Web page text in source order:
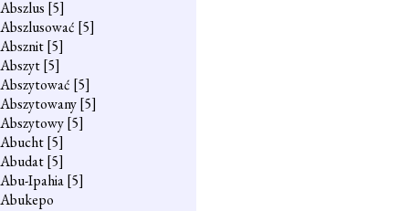
Abszlus [5]
Abszlusować [5]
Absznit[5]
Abszyt[5]
Abszytować [5]
Abszytowany[5]
Abszytowy[5]
Abucht[5]
Abudat[5]
Abu-Ipahia[5]
Abukepo